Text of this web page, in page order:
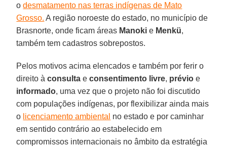
odesmatamento nas terras indígenas de Mato
Grosso. A região noroeste do estado, no município de
Brasnorte, onde ficam áreas Manoki e Menkü,
também tem cadastros sobrepostos.
Pelos motivos acima elencados e também por ferir o
direito àconsulta econsentimento livre, prévio e
informado, uma vez que o projeto não foi discutido
com populações indígenas, por flexibilizar ainda mais
o licenciamento ambiental no estado e por caminhar
em sentido contrário ao estabelecido em
compromissos internacionais no âmbito da estratégia